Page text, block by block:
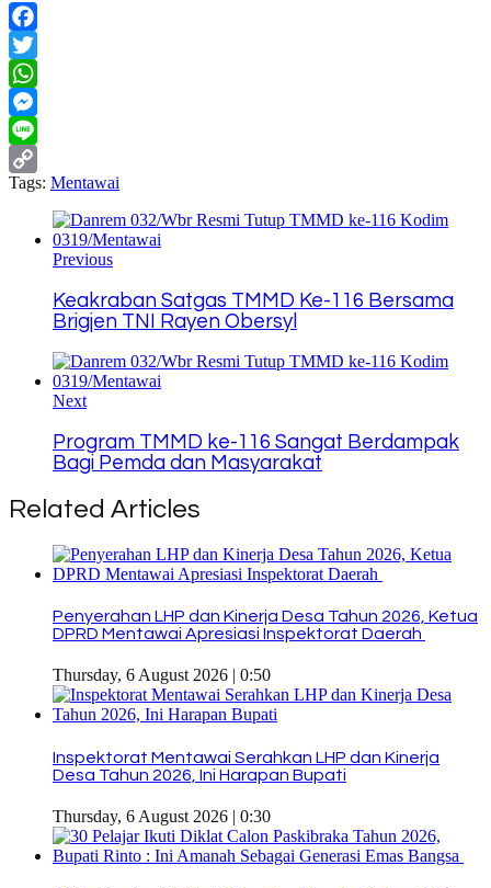
Facebook
Twitter
WhatsApp
Messenger
Line
Copy
Tags: Mentawai
Previous
Keakraban Satgas TMMD Ke-116 Bersama
Brigjen TNI Rayen Obersyl
Next
Program TMMD ke-116 Sangat Berdampak
Bagi Pemda dan Masyarakat
Related Articles
Penyerahan LHP dan Kinerja Desa Tahun 2026, Ketua
DPRD Mentawai Apresiasi Inspektorat Daerah
Thursday, 6 August 2026 | 0:50
Inspektorat Mentawai Serahkan LHP dan Kinerja
Desa Tahun 2026, Ini Harapan Bupati
Thursday, 6 August 2026 | 0:30